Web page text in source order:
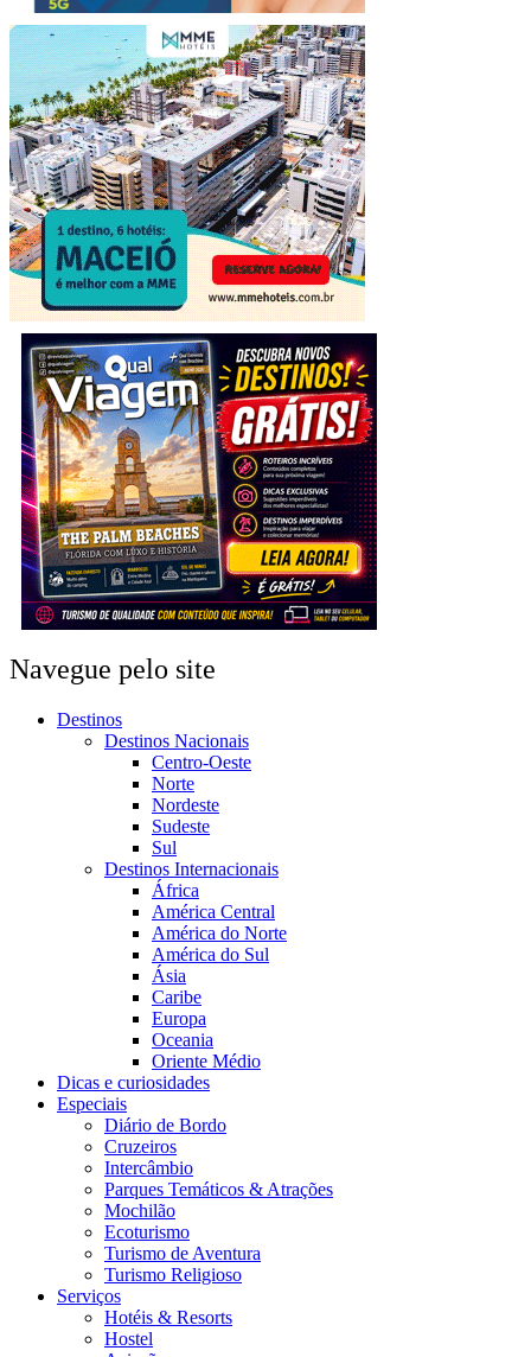
Navegue pelo site
Destinos
Destinos Nacionais
Centro-Oeste
Norte
Nordeste
Sudeste
Sul
Destinos Internacionais
África
América Central
América do Norte
América do Sul
Ásia
Caribe
Europa
Oceania
Oriente Médio
Dicas e curiosidades
Especiais
Diário de Bordo
Cruzeiros
Intercâmbio
Parques Temáticos & Atrações
Mochilão
Ecoturismo
Turismo de Aventura
Turismo Religioso
Serviços
Hotéis & Resorts
Hostel